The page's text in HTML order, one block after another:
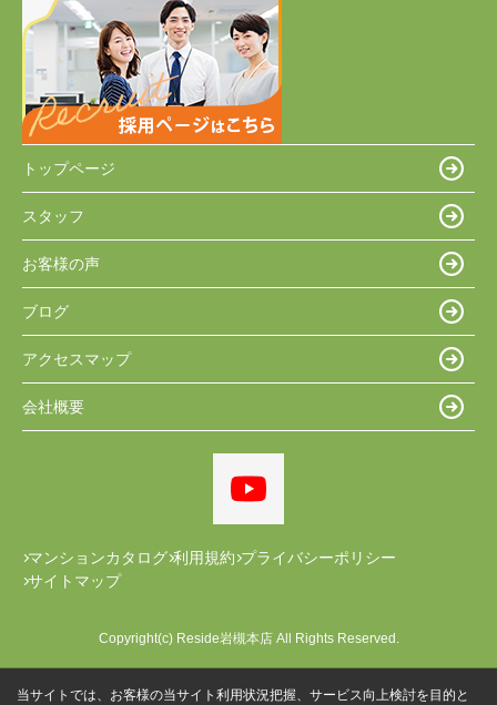
トップページ
スタッフ
お客様の声
ブログ
アクセスマップ
会社概要
マンションカタログ 利用規約 プライバシーポリシー
サイトマップ
Copyright(c) Reside岩槻本店 All Rights Reserved.
当サイトでは、お客様の当サイト利用状況把握、サービス向上検討を目的と